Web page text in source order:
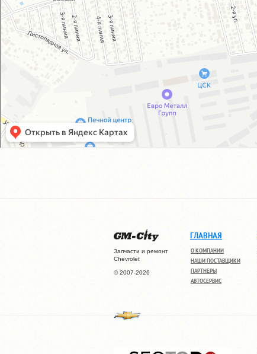
Запчасти и ремонт
Chevrolet
© 2007-2026
ГЛАВНАЯ
О КОМПАНИИ
НАШИ ПОСТАВЩИКИ
ПАРТНЕРЫ
АВТОСЕРВИС